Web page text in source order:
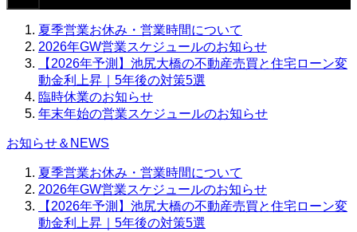
夏季営業お休み・営業時間について
2026年GW営業スケジュールのお知らせ
【2026年予測】池尻大橋の不動産売買と住宅ローン変
動金利上昇｜5年後の対策5選
臨時休業のお知らせ
年末年始の営業スケジュールのお知らせ
お知らせ＆NEWS
夏季営業お休み・営業時間について
2026年GW営業スケジュールのお知らせ
【2026年予測】池尻大橋の不動産売買と住宅ローン変
動金利上昇｜5年後の対策5選